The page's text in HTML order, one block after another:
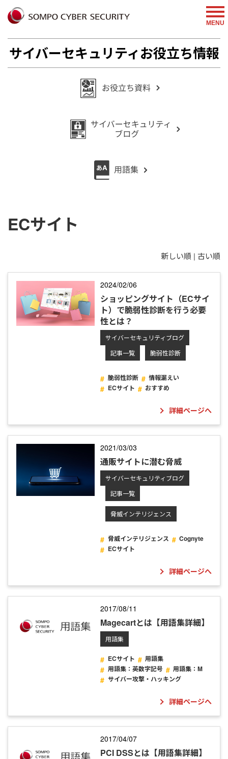
MENU
サイバーセキュリティお役立ち情報
ECサイト
新しい順 | 古い順
2024/02/06
ショッピングサイト（ECサイ
ト）で脆弱性診断を行う必要
性とは？
サイバーセキュリティブログ
記事一覧
脆弱性診断
脆弱性診断
情報漏えい
ECサイト
おすすめ
詳細ページへ
2021/03/03
通販サイトに潜む脅威
サイバーセキュリティブログ
記事一覧
脅威インテリジェンス
脅威インテリジェンス
Cognyte
ECサイト
詳細ページへ
2017/08/11
Magecartとは【用語集詳細】
用語集
ECサイト
用語集
用語集：英数字記号
用語集：M
サイバー攻撃・ハッキング
詳細ページへ
2017/04/07
PCI DSSとは【用語集詳細】